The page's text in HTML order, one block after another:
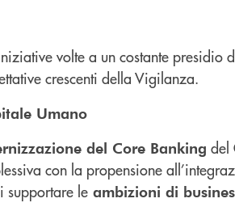
volte a un costante presidio
crescenti della Vigilanza.
Umano
del Core Banking del
con la propensione
supportare le ambizioni di